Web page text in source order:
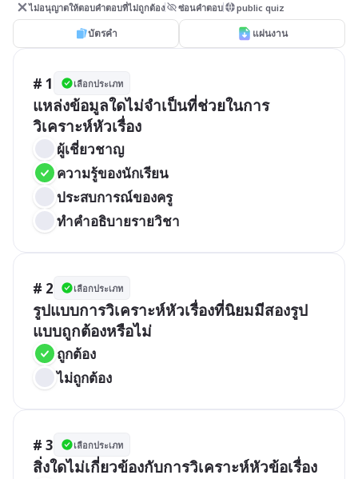
ไม่อนุญาตให้ตอบคำตอบที่ไม่ถูกต้อง ซ่อนคำตอบ public quiz
บัตรคำ แผ่นงาน
# 1 เลือกประเภท
แหล่งข้อมูลใดไม่จำเป็นที่ช่วยในการ
วิเคราะห์หัวเรื่อง
ผู้เชี่ยวชาญ
ความรู้ของนักเรียน
ประสบการณ์ของครู
ทำคำอธิบายรายวิชา
# 2 เลือกประเภท
รูปแบบการวิเคราะห์หัวเรื่องที่นิยมมีสองรูป
แบบถูกต้องหรือไม่
ถูกต้อง
ไม่ถูกต้อง
# 3 เลือกประเภท
สิ่งใดไม่เกี่ยวข้องกับการวิเคราะห์หัวข้อเรื่อง